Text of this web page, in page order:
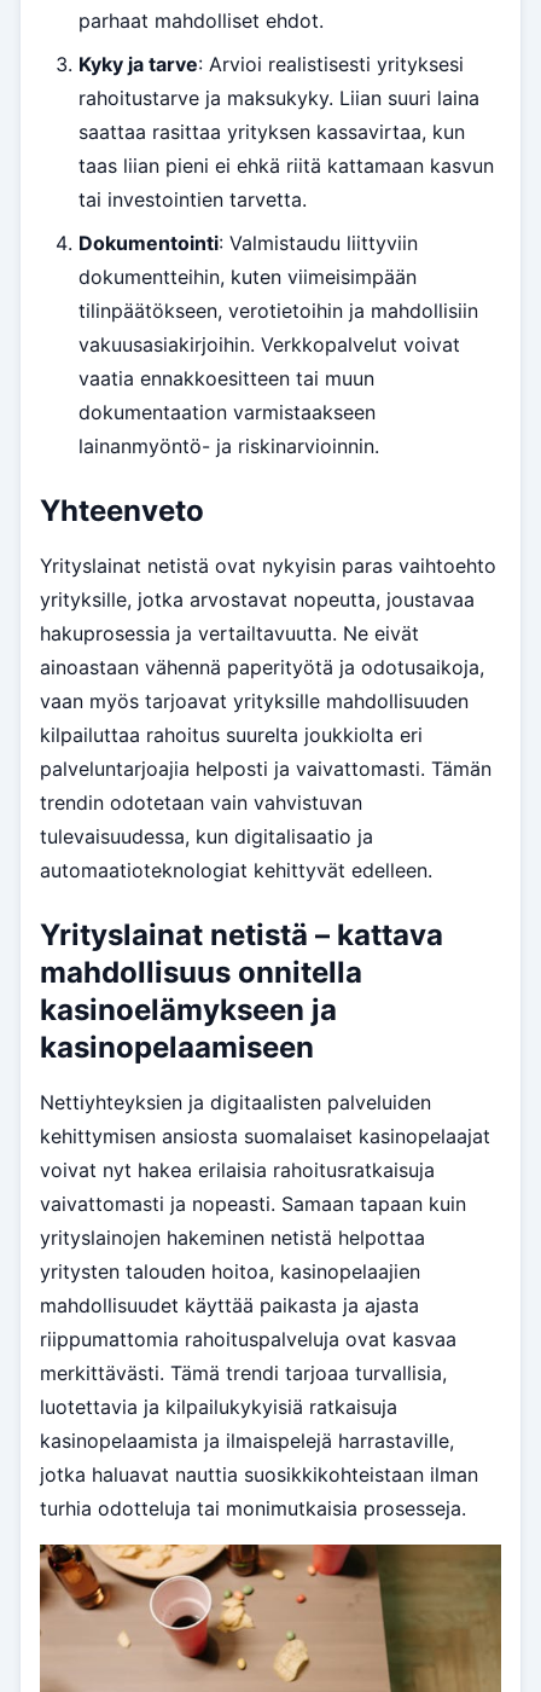
parhaat mahdolliset ehdot.
Kyky ja tarve: Arvioi realistisesti yrityksesi
rahoitustarve ja maksukyky. Liian suuri laina
saattaa rasittaa yrityksen kassavirtaa, kun
taas liian pieni ei ehkä riitä kattamaan kasvun
tai investointien tarvetta.
Dokumentointi: Valmistaudu liittyviin
dokumentteihin, kuten viimeisimpään
tilinpäätökseen, verotietoihin ja mahdollisiin
vakuusasiakirjoihin. Verkkopalvelut voivat
vaatia ennakkoesitteen tai muun
dokumentaation varmistaakseen
lainanmyöntö- ja riskinarvioinnin.
Yhteenveto
Yrityslainat netistä ovat nykyisin paras vaihtoehto
yrityksille, jotka arvostavat nopeutta, joustavaa
hakuprosessia ja vertailtavuutta. Ne eivät
ainoastaan vähennä paperityötä ja odotusaikoja,
vaan myös tarjoavat yrityksille mahdollisuuden
kilpailuttaa rahoitus suurelta joukkiolta eri
palveluntarjoajia helposti ja vaivattomasti. Tämän
trendin odotetaan vain vahvistuvan
tulevaisuudessa, kun digitalisaatio ja
automaatioteknologiat kehittyvät edelleen.
Yrityslainat netistä – kattava
mahdollisuus onnitella
kasinoelämykseen ja
kasinopelaamiseen
Nettiyhteyksien ja digitaalisten palveluiden
kehittymisen ansiosta suomalaiset kasinopelaajat
voivat nyt hakea erilaisia rahoitusratkaisuja
vaivattomasti ja nopeasti. Samaan tapaan kuin
yrityslainojen hakeminen netistä helpottaa
yritysten talouden hoitoa, kasinopelaajien
mahdollisuudet käyttää paikasta ja ajasta
riippumattomia rahoituspalveluja ovat kasvaa
merkittävästi. Tämä trendi tarjoaa turvallisia,
luotettavia ja kilpailukykyisiä ratkaisuja
kasinopelaamista ja ilmaispelejä harrastaville,
jotka haluavat nauttia suosikkikohteistaan ilman
turhia odotteluja tai monimutkaisia prosesseja.